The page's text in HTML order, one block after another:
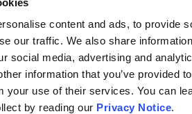
content and ads, to provide
our traffic. We also share
social media, advertising and
information that you’ve provided
your use of their services. You can
by reading our Privacy Notice.